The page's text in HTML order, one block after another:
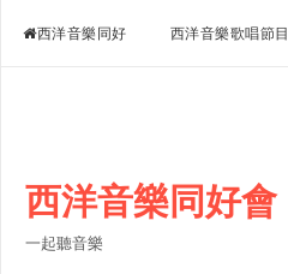
西洋音樂同好 西洋音樂歌唱節目
西洋音樂同好會
一起聽音樂